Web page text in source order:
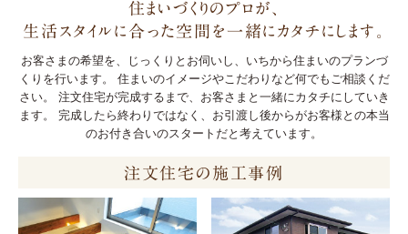
住まいづくりのプロが、
生活スタイルに合った空間を一緒にカタチにします。
お客さまの希望を、じっくりとお伺いし、いちから住まいのプランづ
くりを行います。
住まいのイメージやこだわりなど何でもご相談くだ
さい。
注文住宅が完成するまで、お客さまと一緒にカタチにしていき
ます。
完成したら終わりではなく、お引渡し後からがお客様との本当
のお付き合いのスタートだと考えています。
注文住宅の施工事例